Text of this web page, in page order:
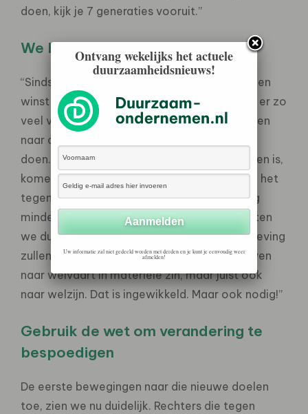
doen, kijk je 7 generaties vooruit.”
We hebben nieuwe doelen nodig
“Sinds de Tweede Wereldoorlog staan groei en
winst centraal in ons denken. Nu we zien dat er zo
veel vastloopt, is het tijd om opnieuw te kijken
naar onze doelen. Want die bepalen wat we
doen. Zo lang het doel uitsluitend winst maken is,
komen de bestrijding van de klimaatcrisis en het
tegengaan van polarisatie in de samenleving
minder goed van de grond. Dit gesprek moeten
we dus wel met elkaar aangaan! Als samenleving
zullen we niet meer uitsluitend moeten streven
naar welvaart in materiële zin, maar juist ook
naar welzijn. Dat is ingewikkeld. Maar ook nodig!”
Gebruik de wet om verandering te
bespoedigen
De eerste bewegingen naar die nieuwe doelen
toe, zien we nu duidelijk. Rechters die tegen
Ontvang wekelijks het actuele
duurzaamheidsnieuws!
Uw informatie zal niet gedeeld worden met derden en je kunt je eenvoudig weer
afmelden!